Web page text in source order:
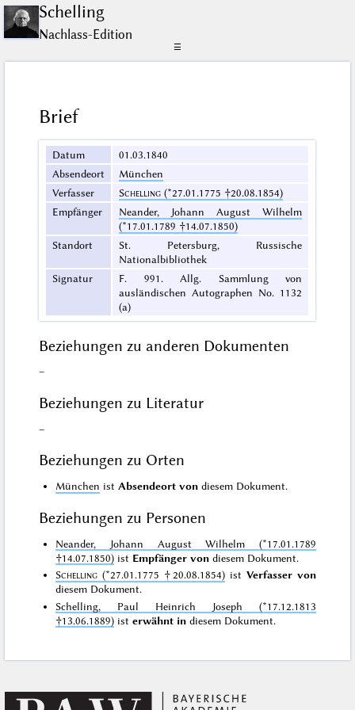
Schelling
Nachlass-Edition
☰
Brief
Datum
01.03.1840
Absendeort
München
Verfasser
Schelling (*27.01.1775 †20.08.1854)
Empfänger
Neander, Johann August Wilhelm
(*17.01.1789 †14.07.1850)
Standort
St. Petersburg, Russische
Nationalbibliothek
Signatur
F. 991. Allg. Sammlung von
ausländischen Autographen No. 1132
(a)
Beziehungen zu anderen Dokumenten
–
Beziehungen zu Literatur
–
Beziehungen zu Orten
München ist Absendeort von diesem Dokument.
Beziehungen zu Personen
Neander, Johann August Wilhelm (*17.01.1789
†14.07.1850) ist Empfänger von diesem Dokument.
Schelling (*27.01.1775 †20.08.1854)ist Verfasser von
diesem Dokument.
Schelling, Paul Heinrich Joseph (*17.12.1813
†13.06.1889) isterwähnt in diesem Dokument.